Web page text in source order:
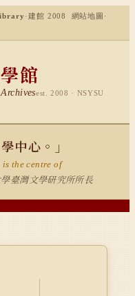
·建館 2008 網站地圖 ·
館
est. 2008 · NSYSU
中心。」
is the centre of
臺灣文學研究所所長